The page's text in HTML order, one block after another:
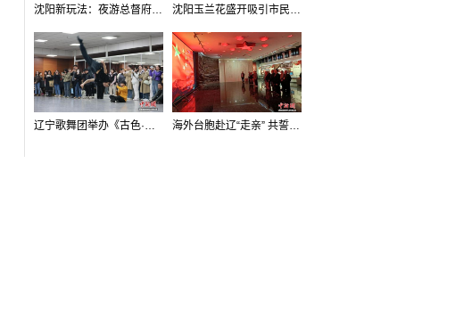
沈阳新玩法：夜游总督府，当一回“赴宴者” 沈阳玉兰花盛开吸引市民打卡
辽宁歌舞团举办《古色·国宝辽宁》排练开放日活动 海外台胞赴辽“走亲” 共誓“和平初心”